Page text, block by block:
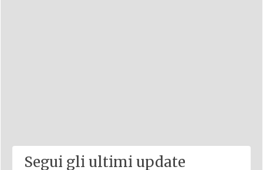
Segui gli ultimi update